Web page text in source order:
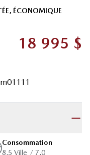
ÉCONOMIQUE
18 995 $
Consommation
8.5 Ville / 7.0